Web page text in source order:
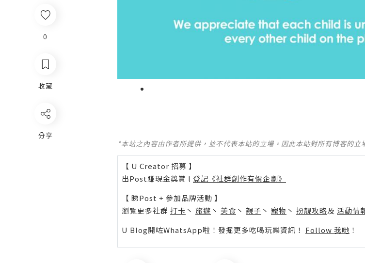
0
收藏
分享
*本站之內容由作者所提供，並不代表本站的立場。因此本站對所有博客的
【 U Creator 招募 】
出Post賺現金獎賞 l 登記《社群創作有價企劃》
【 睇Post + 參加品牌活動 】
瀏覽更多社群 打卡 丶 旅遊 丶 美食 丶 親子 丶 寵物 丶 扮靚攻略及 活動情
U Blog開咗WhatsApp啦！發掘更多吃喝玩樂資訊！ Follow 我哋 ！